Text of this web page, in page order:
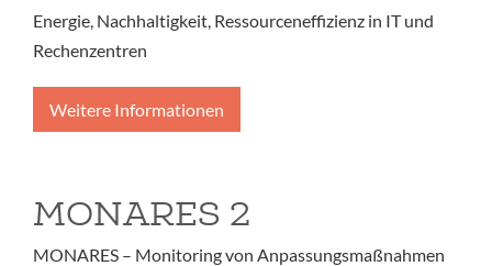
Energie, Nachhaltigkeit, Ressourceneffizienz in IT und
Rechenzentren
Weitere Informationen
MONARES 2
MONARES – Monitoring von Anpassungsmaßnahmen